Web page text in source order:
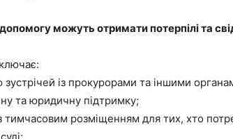
можуть отримати потерпілі та
зустрічей із прокурорами та іншими
та юридичну підтримку;
тимчасовим розміщенням для тих, хто